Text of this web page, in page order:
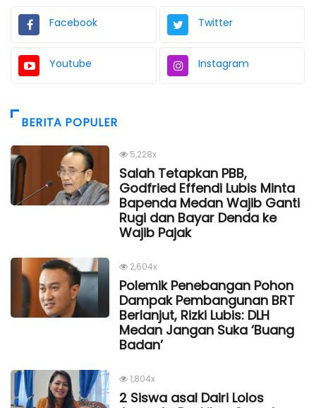
Facebook Twitter
Youtube Instagram
BERITA POPULER
5,228x
Salah Tetapkan PBB,
Godfried Effendi Lubis Minta
Bapenda Medan Wajib Ganti
Rugi dan Bayar Denda ke
Wajib Pajak
2,604x
Polemik Penebangan Pohon
Dampak Pembangunan BRT
Berlanjut, Rizki Lubis: DLH
Medan Jangan Suka ‘Buang
Badan’
1,804x
2 Siswa asal Dairi Lolos